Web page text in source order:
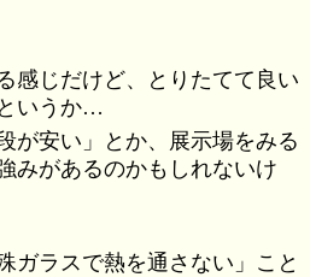
感じだけど、とりたてて良い
いうか…
が安い」とか、展示場をみる
みがあるのかもしれないけ
ガラスで熱を通さない」こと